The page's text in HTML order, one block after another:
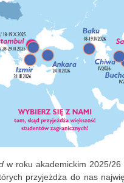
w roku akademickim 2025/
przyjeżdża do nas